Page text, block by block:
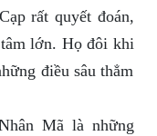
rất quyết đoán,
lớn. Họ đôi khi
điều sâu thẳm
Mã là những